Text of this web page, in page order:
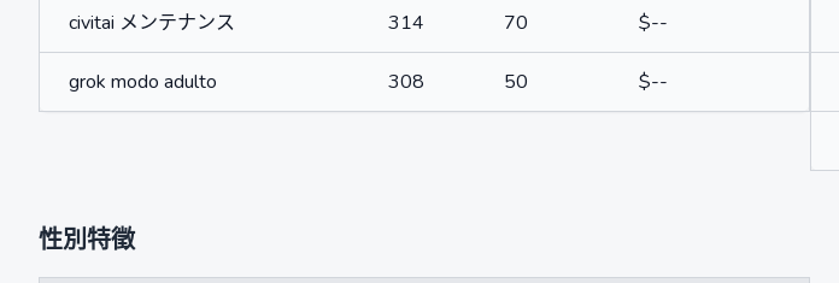
civitai メンテナンス 314 70 $--
grok modo adulto 308 50 $--
性別特徵